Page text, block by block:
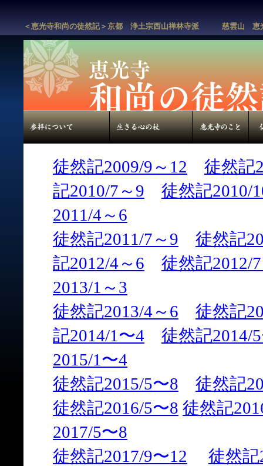
＜恵光寺和尚の徒然記＞京都 浄土宗西山禅林寺派 慈雲山 恵
徒然記2009/9～12
徒然記
記2010/7～9
徒然記2010/
2011/4～6
徒然記2011/7～9
徒然記
記2012/4～6
徒然記2012/
2013/1～3
徒然記2013/4～6
徒然記
記2014/1〜4
徒然記2014/
2015/1〜4
徒然記2015/5〜8
徒然記
徒然記2016/5〜8 徒然記
2017/5〜8
徒然記2017/9〜12
徒然記